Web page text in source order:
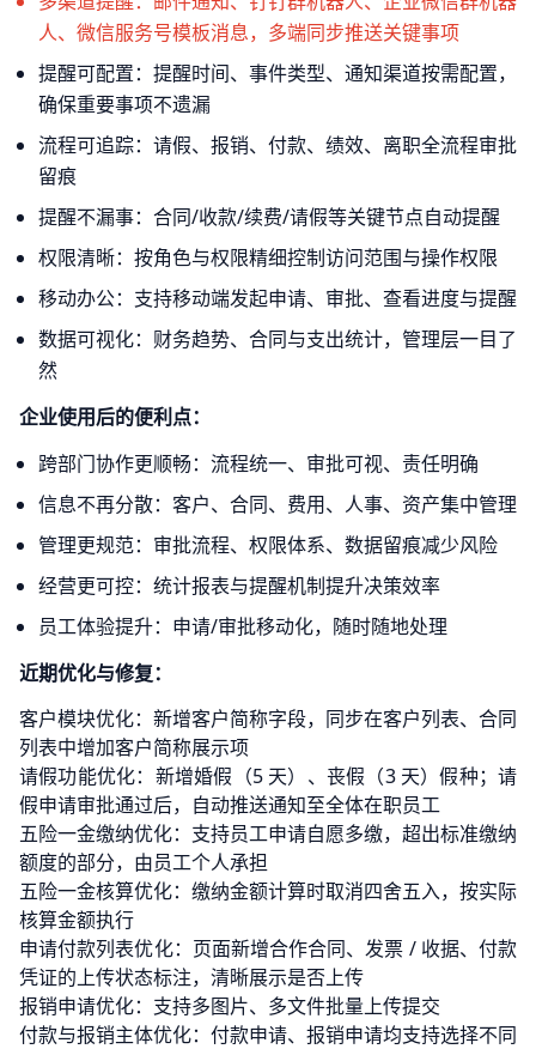
人、微信服务号模板消息，多端同步推送关键事项
提醒可配置：提醒时间、事件类型、通知渠道按需配置，
确保重要事项不遗漏
流程可追踪：请假、报销、付款、绩效、离职全流程审批
留痕
提醒不漏事：合同/收款/续费/请假等关键节点自动提醒
权限清晰：按角色与权限精细控制访问范围与操作权限
移动办公：支持移动端发起申请、审批、查看进度与提醒
数据可视化：财务趋势、合同与支出统计，管理层一目了
然
企业使用后的便利点：
跨部门协作更顺畅：流程统一、审批可视、责任明确
信息不再分散：客户、合同、费用、人事、资产集中管理
管理更规范：审批流程、权限体系、数据留痕减少风险
经营更可控：统计报表与提醒机制提升决策效率
员工体验提升：申请/审批移动化，随时随地处理
近期优化与修复：
客户模块优化：新增客户简称字段，同步在客户列表、合同
列表中增加客户简称展示项
请假功能优化：新增婚假（5 天）、丧假（3 天）假种；请
假申请审批通过后，自动推送通知至全体在职员工
五险一金缴纳优化：支持员工申请自愿多缴，超出标准缴纳
额度的部分，由员工个人承担
五险一金核算优化：缴纳金额计算时取消四舍五入，按实际
核算金额执行
申请付款列表优化：页面新增合作合同、发票 / 收据、付款
凭证的上传状态标注，清晰展示是否上传
报销申请优化：支持多图片、多文件批量上传提交
付款与报销主体优化：付款申请、报销申请均支持选择不同